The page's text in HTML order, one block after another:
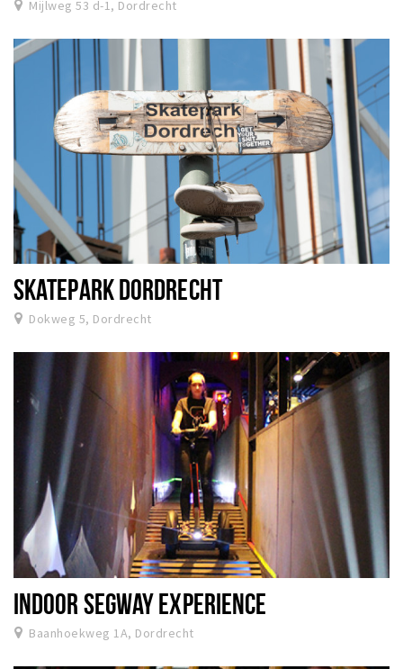
Mijlweg 53 d-1, Dordrecht
SKATEPARK DORDRECHT
Dokweg 5, Dordrecht
INDOOR SEGWAY EXPERIENCE
Baanhoekweg 1A, Dordrecht